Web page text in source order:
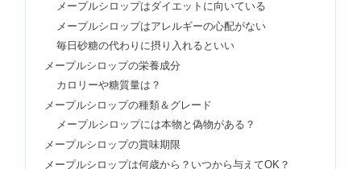
ZONeエナジードリンクがやばい・体
に悪い？効果や味の口コミも
ねこぶだしは体に悪い＆まずい？スー
パーや生協にあるか口コミ調査
メープルシロップはダイエットに向いている
メープルシロップはアレルギーの心配がない
毎日砂糖の代わりに摂り入れるといい
メープルシロップの栄養成分
カロリーや糖質量は？
メープルシロップの種類＆グレード
メープルシロップには本物と偽物がある？
メープルシロップの賞味期限
メープルシロップは何歳から？いつから与えてOK？